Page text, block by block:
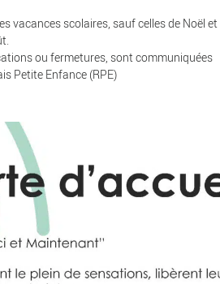
vacances scolaires, sauf celles de Noël et
ou fermetures, sont communiquées
Petite Enfance (RPE)